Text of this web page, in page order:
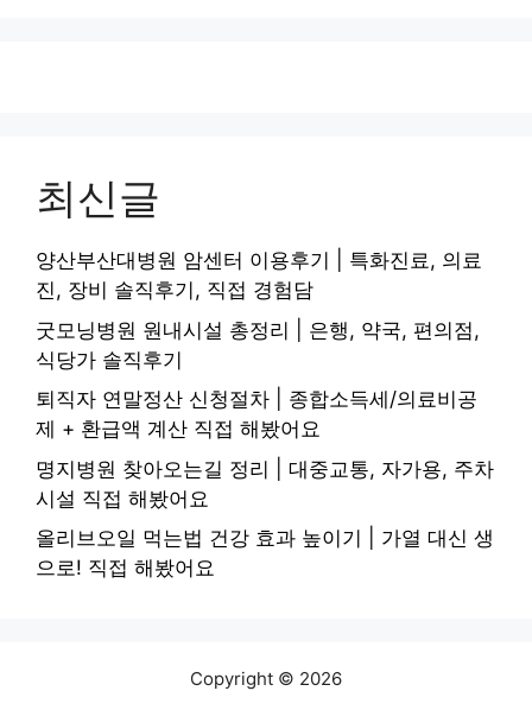
최신글
양산부산대병원 암센터 이용후기 | 특화진료, 의료
진, 장비 솔직후기, 직접 경험담
굿모닝병원 원내시설 총정리 | 은행, 약국, 편의점,
식당가 솔직후기
퇴직자 연말정산 신청절차 | 종합소득세/의료비공
제 + 환급액 계산 직접 해봤어요
명지병원 찾아오는길 정리 | 대중교통, 자가용, 주차
시설 직접 해봤어요
올리브오일 먹는법 건강 효과 높이기 | 가열 대신 생
으로! 직접 해봤어요
Copyright © 2026